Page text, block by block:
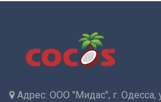
Адрес: ООО "Мидас", г. Одесса,